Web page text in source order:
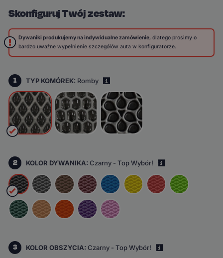
Skonfiguruj Twój zestaw:
Dywaniki produkujemy na indywidualne zamówienie, dlatego prosimy o
bardzo uważne wypełnienie szczegółów auta w konfiguratorze.
1 TYP KOMÓREK: Romby
2 KOLOR DYWANIKA:Czarny - Top Wybór!
3 KOLOR OBSZYCIA:Czarny - Top Wybór!